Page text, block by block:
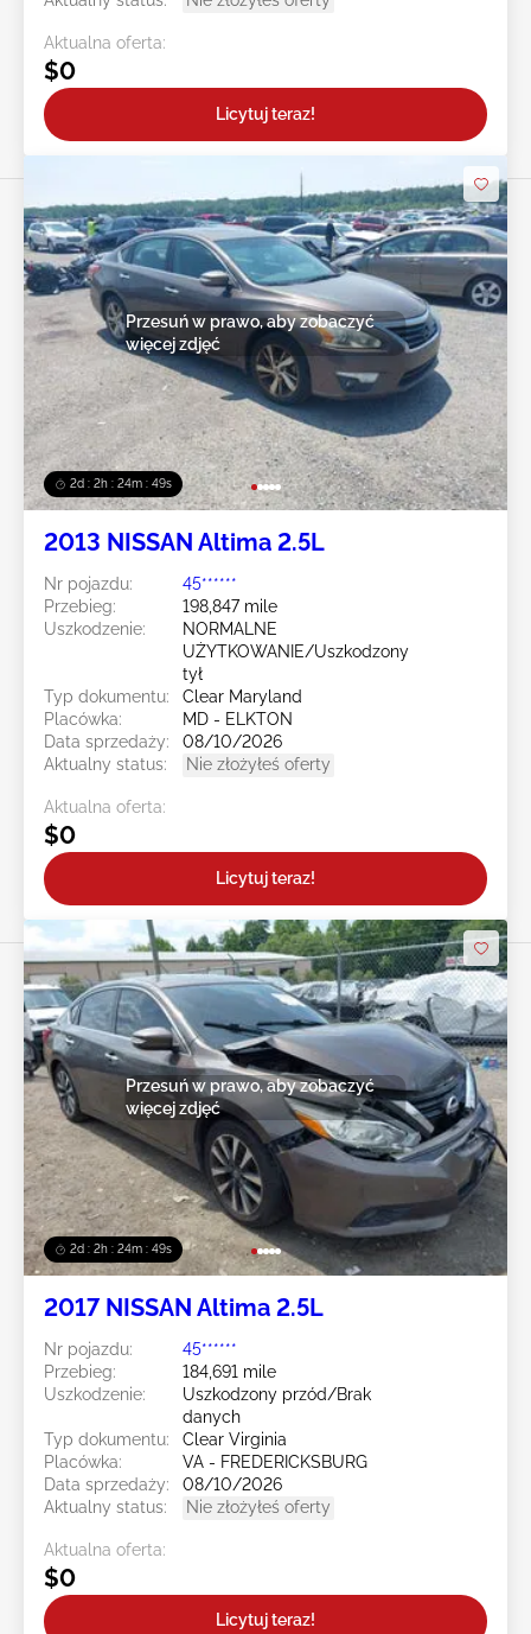
Aktualna oferta:
$0
Licytuj teraz!
2d : 2h : 24m : 47s
Przesuń w prawo, aby zobaczyć
więcej zdjęć
2013 NISSAN Altima 2.5L
Nr pojazdu:
45******
Przebieg:
198,847 mile
Uszkodzenie:
NORMALNE
UŻYTKOWANIE/Uszkodzony
tył
Typ dokumentu:
Clear Maryland
Placówka:
MD - ELKTON
Data sprzedaży:
08/10/2026
Aktualny status:
Nie złożyłeś oferty
Aktualna oferta:
$0
Licytuj teraz!
2d : 2h : 24m : 47s
Przesuń w prawo, aby zobaczyć
więcej zdjęć
2017 NISSAN Altima 2.5L
Nr pojazdu:
45******
Przebieg:
184,691 mile
Uszkodzenie:
Uszkodzony przód/Brak
danych
Typ dokumentu:
Clear Virginia
Placówka:
VA - FREDERICKSBURG
Data sprzedaży:
08/10/2026
Aktualny status:
Nie złożyłeś oferty
Aktualna oferta:
$0
Licytuj teraz!